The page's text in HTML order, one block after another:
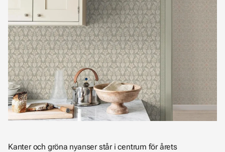
Kanter och gröna nyanser står i centrum för årets